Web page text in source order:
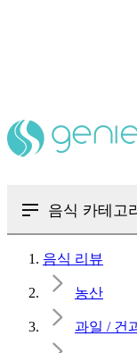
음식 카테고
음식 리뷰
농산
과일 / 건